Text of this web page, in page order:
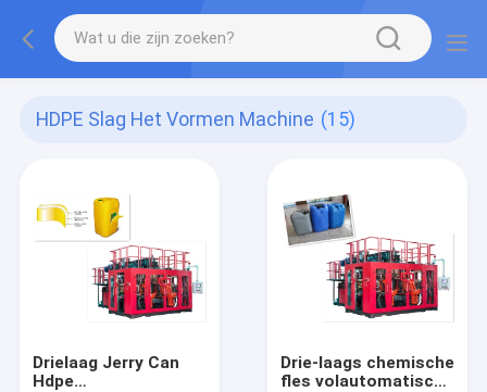
HDPE Slag Het Vormen Machine (15)
Drielaag Jerry Can
Hdpe
Drie-laags chemische
fles volautomatische